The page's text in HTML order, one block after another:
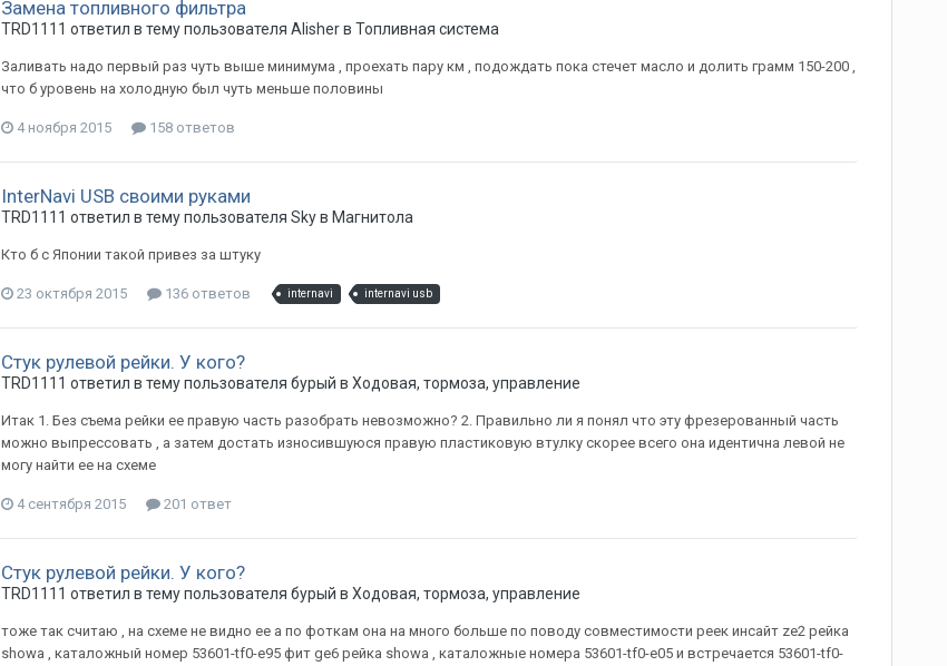
Замена топливного фильтра
TRD1111 ответил в тему пользователя Alisherв Топливная система
Заливать надо первый раз чуть выше минимума , проехать пару км , подождать пока стечет масло и долить грамм 150-200 ,
что б уровень на холодную был чуть меньше половины
4 ноября 2015 158 ответов
InterNavi USB своими руками
TRD1111 ответил в тему пользователя Skyв Магнитола
Кто б с Японии такой привез за штуку
23 октября 2015 136 ответов internavi internavi usb
Стук рулевой рейки. У кого?
TRD1111 ответил в тему пользователя бурый в Ходовая, тормоза, управление
Итак 1. Без съема рейки ее правую часть разобрать невозможно? 2. Правильно ли я понял что эту фрезерованный часть
можно выпрессовать , а затем достать износившуюся правую пластиковую втулку скорее всего она идентична левой не
могу найти ее на схеме
4 сентября 2015 201 ответ
Стук рулевой рейки. У кого?
TRD1111 ответил в тему пользователя бурый в Ходовая, тормоза, управление
тоже так считаю , на схеме не видно ее а по фоткам она на много больше по поводу совместимости реек инсайт ze2 рейка
showa , каталожный номер 53601-tf0-e95 фит ge6 рейка showa , каталожные номера 53601-tf0-e05 и встречается 53601-tf0-